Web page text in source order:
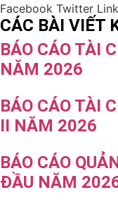
Facebook Twitter
CÁC BÀI VIẾT
BÁO CÁO TÀI
NĂM 2026
BÁO CÁO TÀI
II NĂM 2026
BÁO CÁO
ĐẦU NĂM